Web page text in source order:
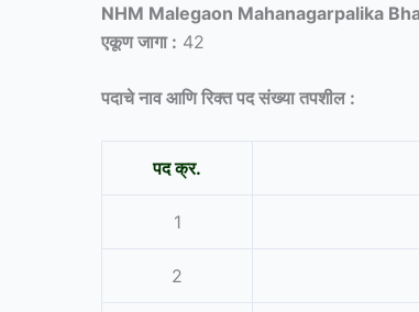
NHM Malegaon Mahanagarpalika
एकूण जागा : 42
पदाचे नाव आणि रिक्त पद संख्या तपशील :
पद क्र.
1
2